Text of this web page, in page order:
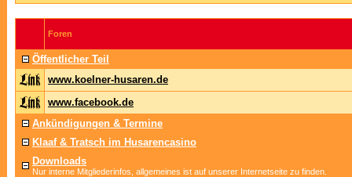
Foren
Öffentlicher Teil
www.koelner-husaren.de
www.facebook.de
Ankündigungen & Termine
Klaaf & Tratsch im Husarencasino
Downloads
Nur interne Mitgliederinfos, allgemeines ist auf unserer Internetseite zu finden.